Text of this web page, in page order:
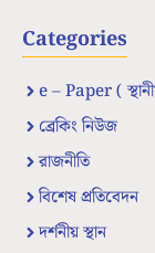
Categories
e – Paper (
ব্রেকিং নিউজ
রাজনীতি
বিশেষ প্রতিবেদন
দর্শনীয় স্থান